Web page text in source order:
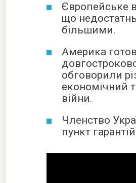
Європейське
що
більшими.
Америка
обговорили
економічний
війни.
Членство
пункт